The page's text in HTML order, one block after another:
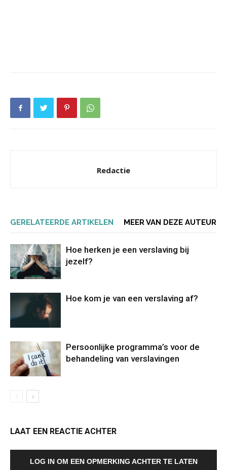
Redactie
GERELATEERDE ARTIKELEN MEER VAN DEZE AUTEUR
Hoe herken je een verslaving bij
jezelf?
Hoe kom je van een verslaving af?
Persoonlijke programma’s voor de
behandeling van verslavingen
LAAT EEN REACTIE ACHTER
LOG IN OM EEN OPMERKING ACHTER TE LATEN